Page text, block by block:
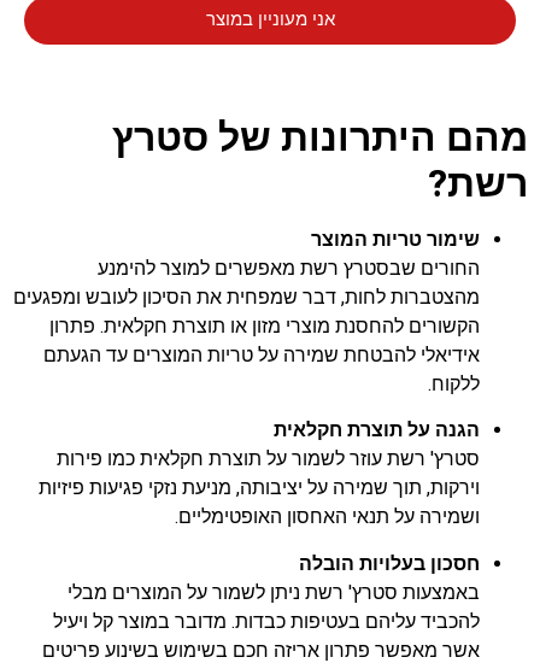
אני מעוניין במוצר
מהם היתרונות של סטרץ
רשת?
שימור טריות המוצר
החורים שבסטרץ רשת מאפשרים למוצר להימנע
מהצטברות לחות, דבר שמפחית את הסיכון לעובש ומפגעים
הקשורים להחסנת מוצרי מזון או תוצרת חקלאית. פתרון
אידיאלי להבטחת שמירה על טריות המוצרים עד הגעתם
ללקוח.
הגנה על תוצרת חקלאית
סטרץ' רשת עוזר לשמור על תוצרת חקלאית כמו פירות
וירקות, תוך שמירה על יציבותה, מניעת נזקי פגיעות פיזיות
ושמירה על תנאי האחסון האופטימליים.
חסכון בעלויות הובלה
באמצעות סטרץ' רשת ניתן לשמור על המוצרים מבלי
להכביד עליהם בעטיפות כבדות. מדובר במוצר קל ויעיל
אשר מאפשר פתרון אריזה חכם בשימוש בשינוע פריטים